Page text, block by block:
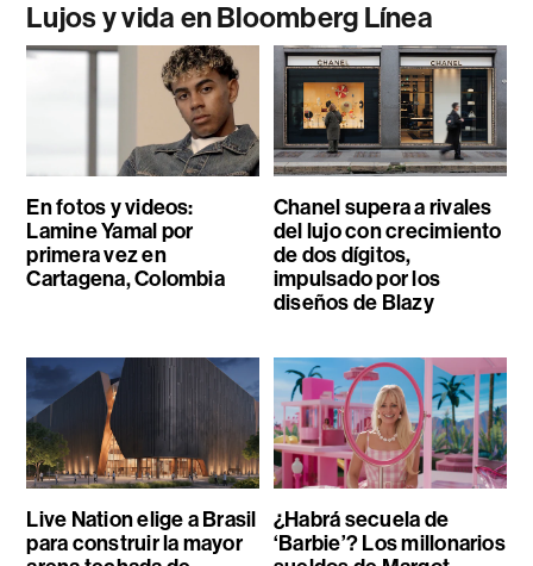
Lujos y vida en Bloomberg Línea
En fotos y videos:
Lamine Yamal por
primera vez en
Cartagena, Colombia
Chanel supera a rivales
del lujo con crecimiento
de dos dígitos,
impulsado por los
diseños de Blazy
Live Nation elige a Brasil
para construir la mayor
¿Habrá secuela de
‘Barbie’? Los millonarios